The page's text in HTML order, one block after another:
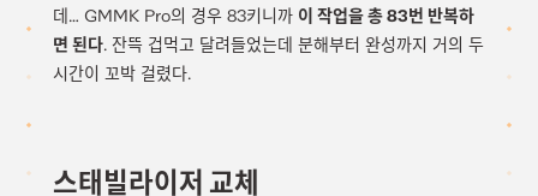
데… GMMK Pro의 경우 83키니까 이 작업을 총 83번 반복하
면 된다. 잔뜩 겁먹고 달려들었는데 분해부터 완성까지 거의 두
시간이 꼬박 걸렸다.
스태빌라이저 교체